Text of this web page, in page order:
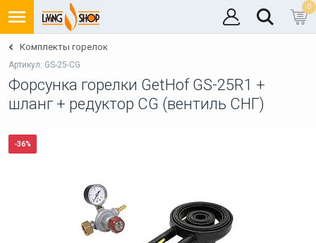
0
Комплекты горелок
Артикул: GS-25-CG
Форсунка горелки GetHof GS-25R1 +
шланг + редуктор CG (вентиль СНГ)
-36%